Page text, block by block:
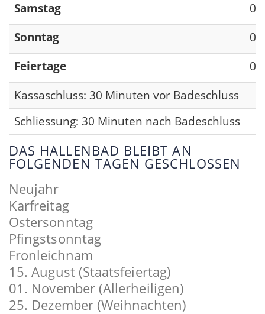
Samstag
Sonntag
Feiertage
Kassaschluss: 30 Minuten vor Badeschluss
Schliessung: 30 Minuten nach Badeschluss
DAS HALLENBAD BLEIBT AN
FOLGENDEN TAGEN GESCHLOSSEN
Neujahr
Karfreitag
Ostersonntag
Pfingstsonntag
Fronleichnam
15. August (Staatsfeiertag)
01. November (Allerheiligen)
25. Dezember (Weihnachten)